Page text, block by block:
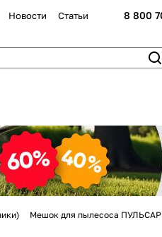
Новости Статьи 8 800
Мешок для пылесоса ПУЛЬСАР